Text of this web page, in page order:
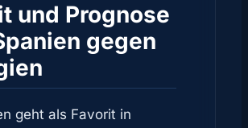
und Prognose
gegen
geht als Favorit in